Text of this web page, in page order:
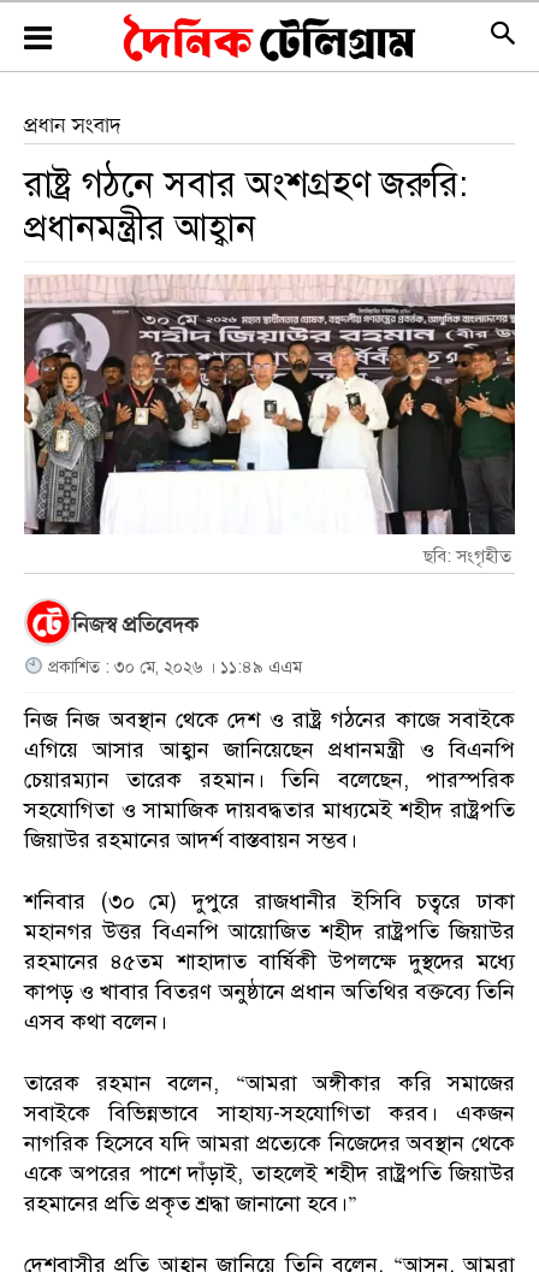
প্রধান সংবাদ
রাষ্ট্র গঠনে সবার অংশগ্রহণ জরুরি:
প্রধানমন্ত্রীর আহ্বান
ছবি: সংগৃহীত
নিজস্ব প্রতিবেদক
প্রকাশিত : ৩০ মে, ২০২৬ । ১১:৪৯ এএম
নিজ নিজ অবস্থান থেকে দেশ ও রাষ্ট্র গঠনের কাজে সবাইকে
এগিয়ে আসার আহ্বান জানিয়েছেন প্রধানমন্ত্রী ও বিএনপি
চেয়ারম্যান তারেক রহমান। তিনি বলেছেন, পারস্পরিক
সহযোগিতা ও সামাজিক দায়বদ্ধতার মাধ্যমেই শহীদ রাষ্ট্রপতি
জিয়াউর রহমানের আদর্শ বাস্তবায়ন সম্ভব।
শনিবার (৩০ মে) দুপুরে রাজধানীর ইসিবি চত্বরে ঢাকা
মহানগর উত্তর বিএনপি আয়োজিত শহীদ রাষ্ট্রপতি জিয়াউর
রহমানের ৪৫তম শাহাদাত বার্ষিকী উপলক্ষে দুস্থদের মধ্যে
কাপড় ও খাবার বিতরণ অনুষ্ঠানে প্রধান অতিথির বক্তব্যে তিনি
এসব কথা বলেন।
তারেক রহমান বলেন, “আমরা অঙ্গীকার করি সমাজের
সবাইকে বিভিন্নভাবে সাহায্য-সহযোগিতা করব। একজন
নাগরিক হিসেবে যদি আমরা প্রত্যেকে নিজেদের অবস্থান থেকে
একে অপরের পাশে দাঁড়াই, তাহলেই শহীদ রাষ্ট্রপতি জিয়াউর
রহমানের প্রতি প্রকৃত শ্রদ্ধা জানানো হবে।”
দেশবাসীর প্রতি আহ্বান জানিয়ে তিনি বলেন, “আসুন, আমরা